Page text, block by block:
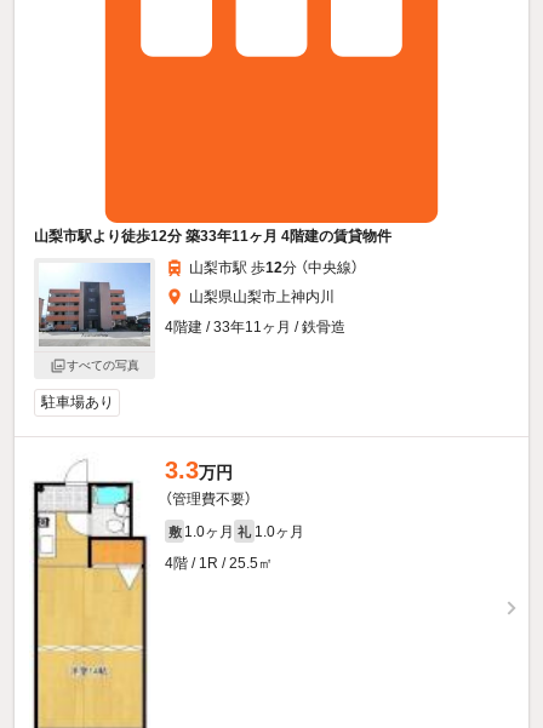
山梨市駅より徒歩12分 築33年11ヶ月 4階建の賃貸物件
すべての写真
山梨市駅 歩12分 （中央線）
山梨県山梨市上神内川
4階建 / 33年11ヶ月 / 鉄骨造
駐車場あり
3.3万円
（管理費不要）
敷 1.0ヶ月 礼 1.0ヶ月
4階 / 1R / 25.5㎡